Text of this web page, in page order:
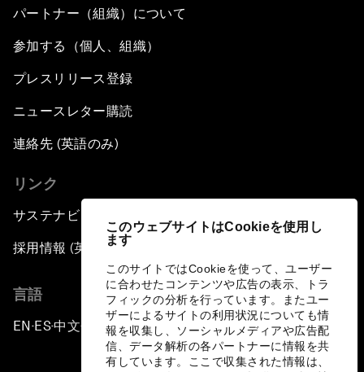
このウェブサイトはCookieを使用し
ます
このサイトではCookieを使って、ユーザー
に合わせたコンテンツや広告の表示、トラ
フィックの分析を行っています。またユー
ザーによるサイトの利用状況についても情
報を収集し、ソーシャルメディアや広告配
信、データ解析の各パートナーに情報を共
有しています。ここで収集された情報は、
パートナー（組織）について
参加する（個人、組織）
プレスリリース登録
ニュースレター購読
連絡先 (英語のみ)
リンク
サステナビリティへの取り組み
採用情報 (英語のみ)
言語
EN ▪ ES▪中文▪ 日本語